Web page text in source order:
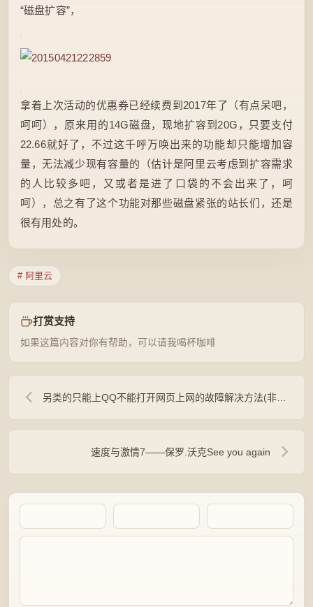
“磁盘扩容”，
拿着上次活动的优惠券已经续费到2017年了（有点呆吧，
呵呵），原来用的14G磁盘，现地扩容到20G，只要支付
22.66就好了，不过这千呼万唤出来的功能却只能增加容
量，无法减少现有容量的（估计是阿里云考虑到扩容需求
的人比较多吧，又或者是进了口袋的不会出来了，呵
呵），总之有了这个功能对那些磁盘紧张的站长们，还是
很有用处的。
# 阿里云
打赏支持
如果这篇内容对你有帮助，可以请我喝杯咖啡
速度与激情7——保罗.沃克See you again